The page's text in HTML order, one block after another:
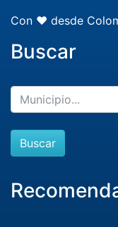
Con ❤️ desde
Buscar
Buscar